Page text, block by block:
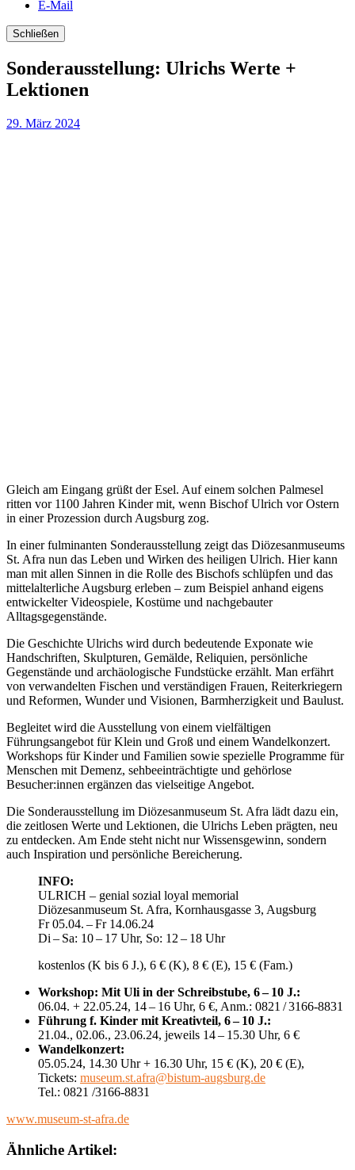
E-Mail
Schließen
Sonderausstellung: Ulrichs Werte +
Lektionen
29. März 2024
Gleich am Eingang grüßt der Esel. Auf einem solchen Palmesel
ritten vor 1100 Jahren Kinder mit, wenn Bischof Ulrich vor Ostern
in einer Prozession durch Augsburg zog.
In einer fulminanten Sonderausstellung zeigt das Diözesanmuseums
St. Afra nun das Leben und Wirken des heiligen Ulrich. Hier kann
man mit allen Sinnen in die Rolle des Bischofs schlüpfen und das
mittelalterliche Augsburg erleben – zum Beispiel anhand eigens
entwickelter Videospiele, Kostüme und nachgebauter
Alltagsgegenstände.
Die Geschichte Ulrichs wird durch bedeutende Exponate wie
Handschriften, Skulpturen, Gemälde, Reliquien, persönliche
Gegenstände und archäologische Fundstücke erzählt. Man erfährt
von verwandelten Fischen und verständigen Frauen, Reiterkriegern
und Reformen, Wunder und Visionen, Barmherzigkeit und Baulust.
Begleitet wird die Ausstellung von einem vielfältigen
Führungsangebot für Klein und Groß und einem Wandelkonzert.
Workshops für Kinder und Familien sowie spezielle Programme für
Menschen mit Demenz, sehbeeinträchtigte und gehörlose
Besucher:innen ergänzen das vielseitige Angebot.
Die Sonderausstellung im Diözesanmuseum St. Afra lädt dazu ein,
die zeitlosen Werte und Lektionen, die Ulrichs Leben prägten, neu
zu entdecken. Am Ende steht nicht nur Wissensgewinn, sondern
auch Inspiration und persönliche Bereicherung.
INFO:
ULRICH – genial sozial loyal memorial
Diözesanmuseum St. Afra, Kornhausgasse 3, Augsburg
Fr 05.04. – Fr 14.06.24
Di – Sa: 10 – 17 Uhr, So: 12 – 18 Uhr
kostenlos (K bis 6 J.), 6 € (K), 8 € (E), 15 € (Fam.)
Workshop: Mit Uli in der Schreibstube, 6 – 10 J.:
06.04. + 22.05.24, 14 – 16 Uhr, 6 €, Anm.: 0821 / 3166-8831
Führung f. Kinder mit Kreativteil, 6 – 10 J.:
21.04., 02.06., 23.06.24, jeweils 14 – 15.30 Uhr, 6 €
Wandelkonzert:
05.05.24, 14.30 Uhr + 16.30 Uhr, 15 € (K), 20 € (E),
Tickets: museum.st.afra@bistum-augsburg.de
Tel.: 0821 /3166-8831
www.museum-st-afra.de
Ähnliche Artikel: